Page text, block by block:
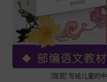
[现货] 写给儿童的